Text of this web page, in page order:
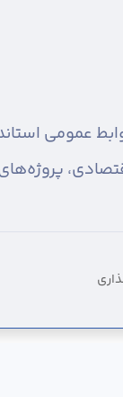
عمومی